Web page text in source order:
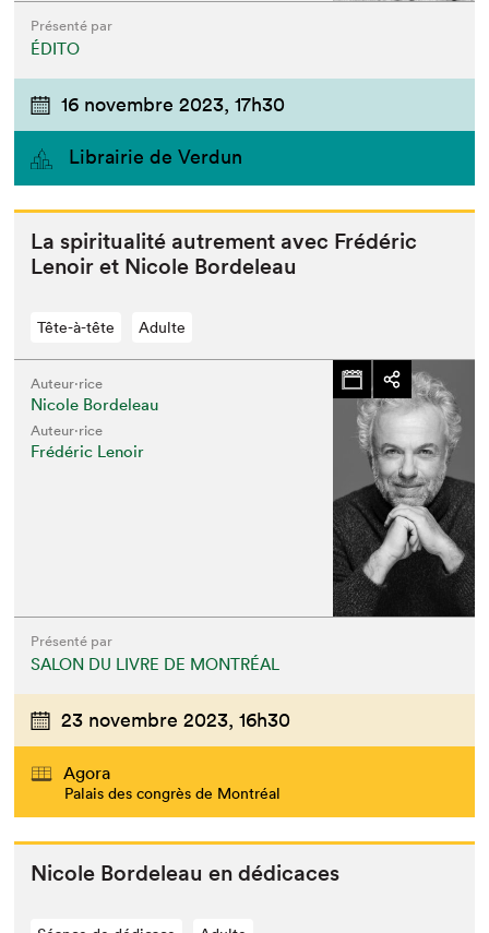
Présenté par
ÉDITO
16 novembre 2023, 17h30
Librairie de Verdun
La spir­i­tu­al­ité autrement avec Frédéric
Lenoir et Nicole Bordeleau
Tête-à-tête Adulte
Auteur·rice
Nicole Bordeleau
Auteur·rice
Frédéric Lenoir
Présenté par
SALON DU LIVRE DE MONTRÉAL
23 novembre 2023, 16h30
Agora
Palais des congrès de Montréal
Nicole Bor­de­leau en dédicaces